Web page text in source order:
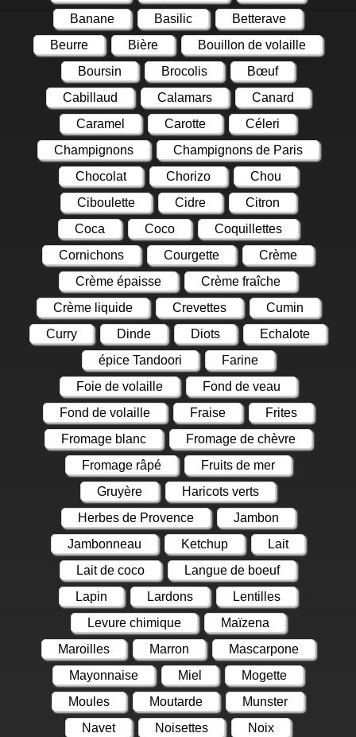
Banane
Basilic
Betterave
Beurre
Bière
Bouillon de volaille
Boursin
Brocolis
Bœuf
Cabillaud
Calamars
Canard
Caramel
Carotte
Céleri
Champignons
Champignons de Paris
Chocolat
Chorizo
Chou
Ciboulette
Cidre
Citron
Coca
Coco
Coquillettes
Cornichons
Courgette
Crème
Crème épaisse
Crème fraîche
Crème liquide
Crevettes
Cumin
Curry
Dinde Diots
Echalote
épice Tandoori
Farine
Foie de volaille
Fond de veau
Fond de volaille
Fraise
Frites
Fromage blanc
Fromage de chèvre
Fromage râpé
Fruits de mer
Gruyère
Haricots verts
Herbes de Provence
Jambon
Jambonneau
Ketchup
Lait
Lait de coco
Langue de boeuf
Lapin
Lardons
Lentilles
Levure chimique
Maïzena
Maroilles
Marron
Mascarpone
Mayonnaise
Miel
Mogette
Moules
Moutarde
Munster
Navet
Noisettes
Noix